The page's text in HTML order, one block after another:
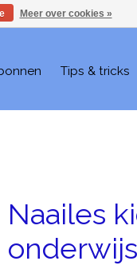
Tips & tricks
Naailes
onderwijs
Meer over cookies »